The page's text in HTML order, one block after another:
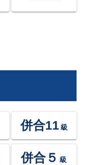
併合11 級
併合５ 級